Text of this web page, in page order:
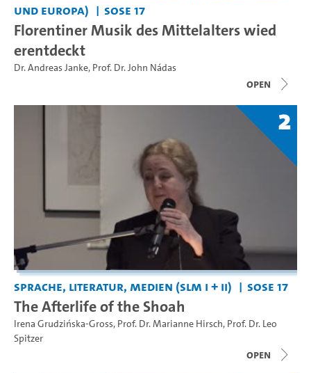
und Europa)
SoSe 17
Florentiner Musik des Mittelalters wied
erentdeckt
Dr. Andreas Janke, Prof. Dr. John Nádas
open
2
Sprache, Literatur, Medien (SLM I + II) SoSe 17
The Afterlife of the Shoah
Irena Grudzińska-Gross, Prof. Dr. Marianne Hirsch, Prof. Dr. Leo
Spitzer
open